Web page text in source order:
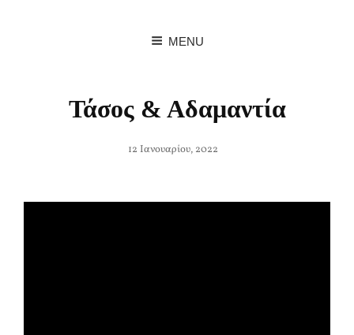
MENU
Τάσος & Αδαμαντία
Posted
12 Ιανουαρίου, 2022